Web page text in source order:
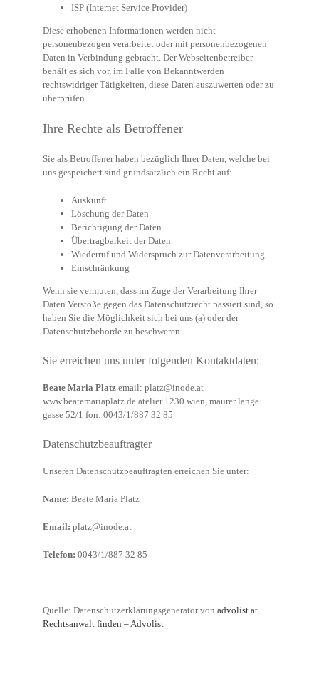
ISP (Internet Service Provider)
Diese erhobenen Informationen werden nicht
personenbezogen verarbeitet oder mit personenbezogenen
Daten in Verbindung gebracht. Der Webseitenbetreiber
behält es sich vor, im Falle von Bekanntwerden
rechtswidriger Tätigkeiten, diese Daten auszuwerten oder zu
überprüfen.
Ihre Rechte als Betroffener
Sie als Betroffener haben bezüglich Ihrer Daten, welche bei
uns gespeichert sind grundsätzlich ein Recht auf:
Auskunft
Löschung der Daten
Berichtigung der Daten
Übertragbarkeit der Daten
Wiederruf und Widerspruch zur Datenverarbeitung
Einschränkung
Wenn sie vermuten, dass im Zuge der Verarbeitung Ihrer
Daten Verstöße gegen das Datenschutzrecht passiert sind, so
haben Sie die Möglichkeit sich bei uns (a) oder der
Datenschutzbehörde zu beschweren.
Sie erreichen uns unter folgenden Kontaktdaten:
Beate Maria Platz email: platz@inode.at
www.beatemariaplatz.de atelier 1230 wien, maurer lange
gasse 52/1 fon: 0043/1/887 32 85
Datenschutzbeauftragter
Unseren Datenschutzbeauftragten erreichen Sie unter:
Name: Beate Maria Platz
Email: platz@inode.at
Telefon: 0043/1/887 32 85
Quelle: Datenschutzerklärungsgenerator von advolist.at
Rechtsanwalt finden – Advolist